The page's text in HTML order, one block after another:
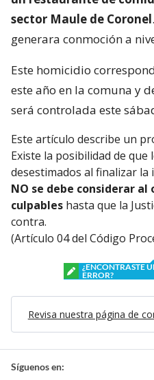
sector Maule de Coronel
generara conmoción a
Este homicidio
este año en la comuna y
será controlada este
Este artículo describe un
Existe la posibilidad de que
desestimados al finalizar
NO se debe considerar
culpables hasta que la
contra.
(Artículo 04 del Código
¿ENCONTRASTE
ERROR?
Revisa nuestra página de
Síguenos en: